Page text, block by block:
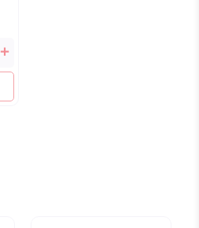
+